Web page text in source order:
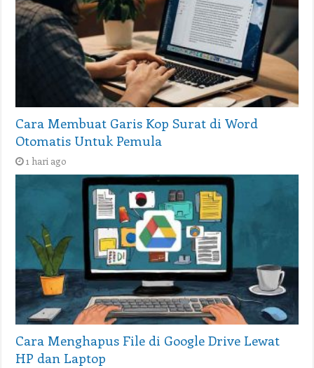
Cara Membuat Garis Kop Surat di Word
Otomatis Untuk Pemula
1 hari ago
Cara Menghapus File di Google Drive Lewat
HP dan Laptop